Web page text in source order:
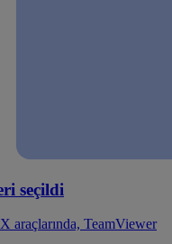
seçildi
TeamViewer